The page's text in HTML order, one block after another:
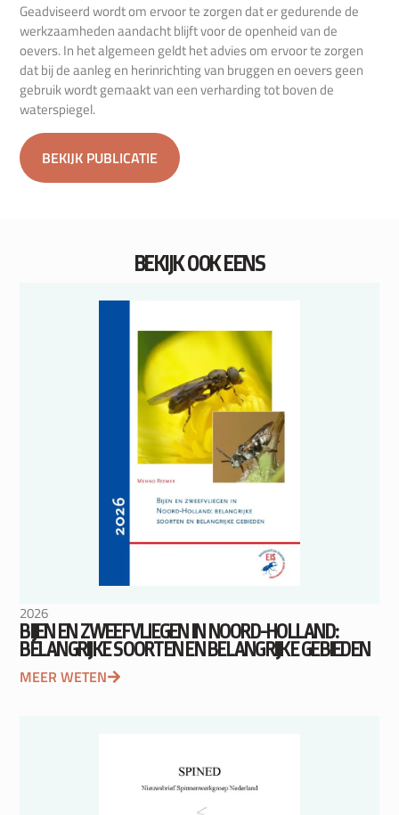
Geadviseerd wordt om ervoor te zorgen dat er gedurende de
werkzaamheden aandacht blijft voor de openheid van de
oevers. In het algemeen geldt het advies om ervoor te zorgen
dat bij de aanleg en herinrichting van bruggen en oevers geen
gebruik wordt gemaakt van een verharding tot boven de
waterspiegel.
BEKIJK PUBLICATIE
BEKIJK OOK EENS
2026
BIJEN EN ZWEEFVLIEGEN IN NOORD-HOLLAND:
BELANGRIJKE SOORTEN EN BELANGRIJKE GEBIEDEN
MEER WETEN